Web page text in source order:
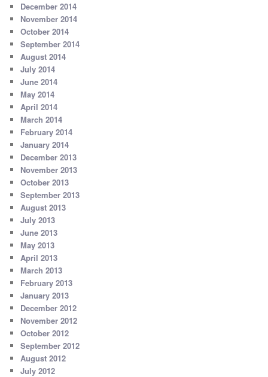
December 2014
November 2014
October 2014
September 2014
August 2014
July 2014
June 2014
May 2014
April 2014
March 2014
February 2014
January 2014
December 2013
November 2013
October 2013
September 2013
August 2013
July 2013
June 2013
May 2013
April 2013
March 2013
February 2013
January 2013
December 2012
November 2012
October 2012
September 2012
August 2012
July 2012